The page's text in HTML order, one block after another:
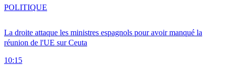
La droite attaque les ministres espagnols pour avoir manqué la
réunion de l'UE sur Ceuta
10:15
POLITIQUE